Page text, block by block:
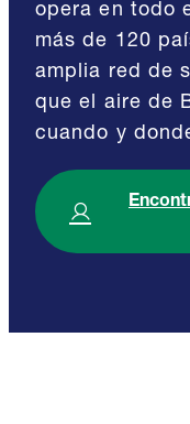
opera en todo
más de 120
amplia red de
que el aire de
cuando y